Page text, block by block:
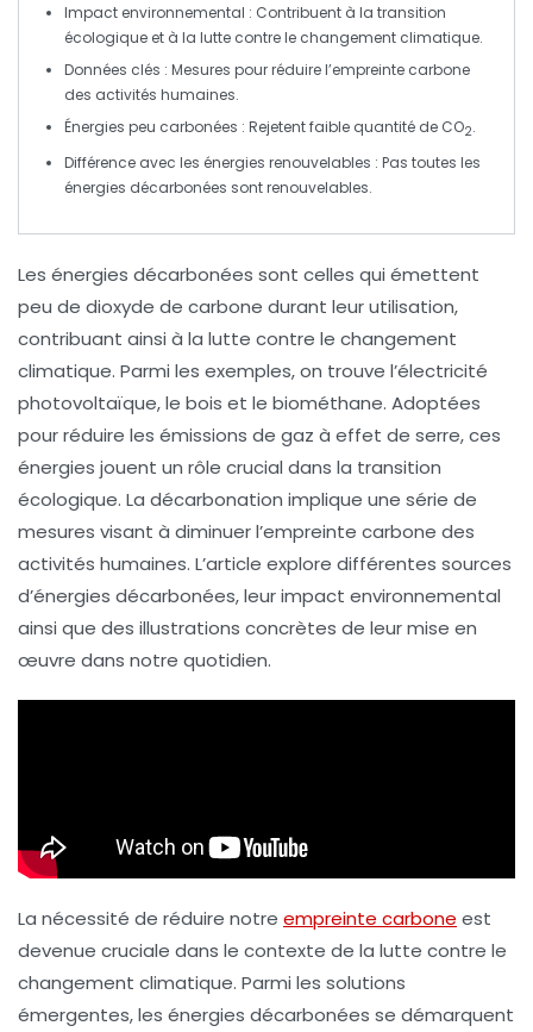
Impact environnemental : Contribuent à la transition
écologique et à la lutte contre le changement climatique.
Données clés : Mesures pour réduire l’empreinte carbone
des activités humaines.
Énergies peu carbonées : Rejetentfaible quantité de CO2.
Différence avec les énergies renouvelables : Pas toutes les
énergies décarbonées sontrenouvelables.
Les énergies décarbonées sont celles qui émettent
peu de dioxyde de carbone durant leur utilisation,
contribuant ainsi à la lutte contre le changement
climatique. Parmi les exemples, on trouve l’électricité
photovoltaïque, le bois et le biométhane. Adoptées
pour réduire les émissions de gaz à effet de serre, ces
énergies jouent un rôle crucial dans la transition
écologique. La décarbonation implique une série de
mesures visant à diminuer l’empreinte carbone des
activités humaines. L’article explore différentes sources
d’énergies décarbonées, leur impact environnemental
ainsi que des illustrations concrètes de leur mise en
œuvre dans notre quotidien.
La nécessité de réduire notre empreinte carbone est
devenue cruciale dans le contexte de la lutte contre le
changement climatique. Parmi les solutions
émergentes, les énergies décarbonées se démarquent